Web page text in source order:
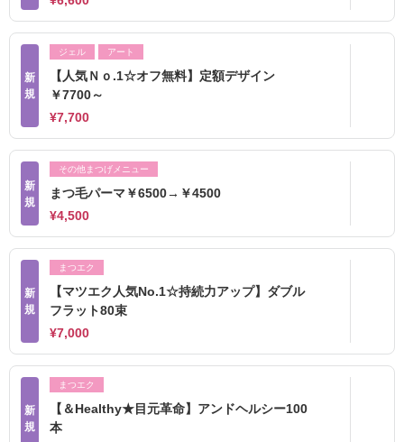
新
規
ジェル アート
【人気Ｎｏ.1☆オフ無料】定額デザイン
￥7700～
¥7,700
新
規
その他まつげメニュー
まつ毛パーマ￥6500→￥4500
¥4,500
新
規
まつエク
【マツエク人気No.1☆持続力アップ】ダブル
フラット80束
¥7,000
新
規
まつエク
【＆Healthy★目元革命】アンドヘルシー100
本